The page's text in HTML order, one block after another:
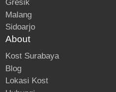
Gresik
Malang
Sidoarjo
About
Kost Surabaya
Blog
Lokasi Kost